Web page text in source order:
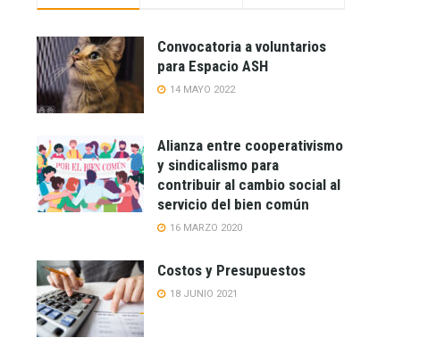
Convocatoria a voluntarios
para Espacio ASH
14 MAYO 2022
Alianza entre cooperativismo
y sindicalismo para
contribuir al cambio social al
servicio del bien común
16 MARZO 2020
Costos y Presupuestos
18 JUNIO 2021